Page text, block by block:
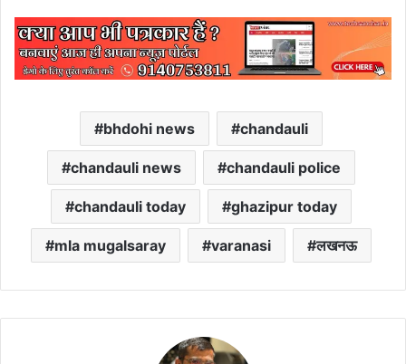
bhdohi news chandauli
chandauli news chandauli police
chandauli today ghazipur today
mla mugalsaray varanasi लखनऊ